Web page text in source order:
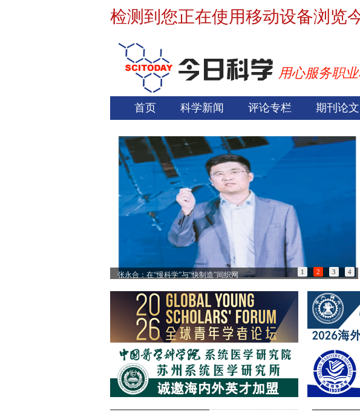
检测到您正在使用移动设备浏览
用心服务职
首页 科学新闻 评论专栏 期刊论文
张永合：在“慢科学”与“快制造”间织网 1 2 3 4